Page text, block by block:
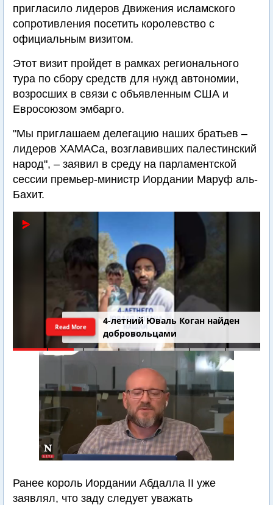
пригласило лидеров Движения исламского
сопротивления посетить королевство с
официальным визитом.
Этот визит пройдет в рамках регионального
тура по сбору средств для нужд автономии,
возросших в связи с объявленным США и
Евросоюзом эмбарго.
"Мы приглашаем делегацию наших братьев –
лидеров ХАМАСа, возглавивших палестинский
народ", – заявил в среду на парламентской
сессии премьер-министр Иордании Маруф аль-
Бахит.
4-летний Юваль Коган найден
добровольцами
Read More
Ранее король Иордании Абдалла II уже
заявлял, что заду следует уважать